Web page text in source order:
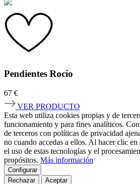
Pendientes Rocío
67 €
VER PRODUCTO
Esta web utiliza cookies propias y de
funcionamiento y para fines analíticos.
de terceros con políticas de privacidad
no cuando accedas a ellos. Al hacer clic
el uso de estas tecnologías y el
propósitos. Más información
Configurar
Rechazar
Aceptar